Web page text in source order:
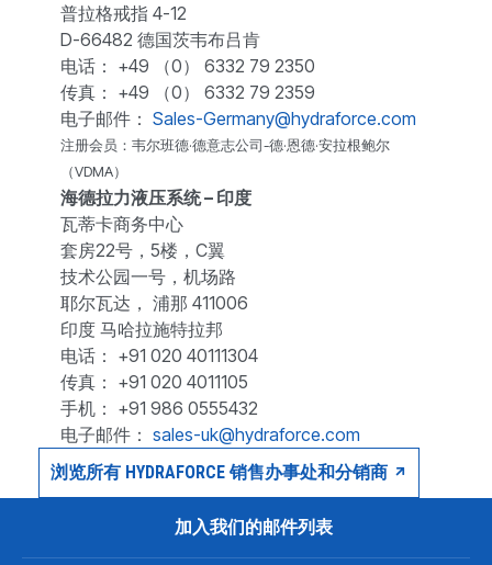
普拉格戒指 4-12
D-66482 德国茨韦布吕肯
电话： +49 （0） 6332 79 2350
传真： +49 （0） 6332 79 2359
电子邮件： Sales-Germany@hydraforce.com
注册会员：韦尔班德·德意志公司-德·恩德·安拉根鲍尔
（VDMA）
海德拉力液压系统 – 印度
瓦蒂卡商务中心
套房22号，5楼，C翼
技术公园一号，机场路
耶尔瓦达， 浦那 411006
印度 马哈拉施特拉邦
电话： +91 020 40111304
传真： +91 020 4011105
手机： +91 986 0555432
电子邮件： sales-uk@hydraforce.com
浏览所有 HYDRAFORCE 销售办事处和分销商
加入我们的邮件列表